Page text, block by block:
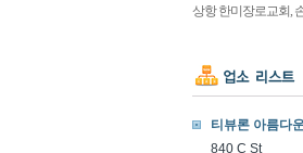
상항 한미장로교회,
티뷰론 아름다
840 C St